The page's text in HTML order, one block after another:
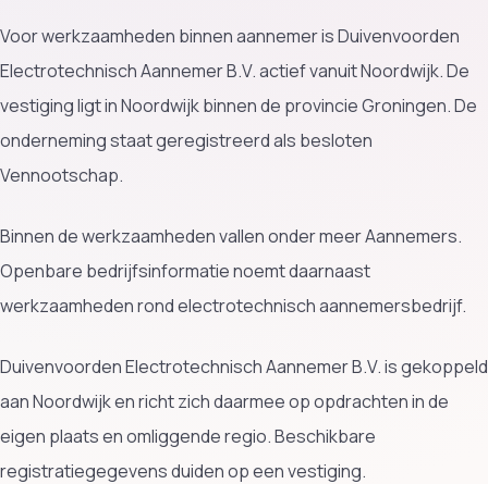
Voor werkzaamheden binnen aannemer is Duivenvoorden
Electrotechnisch Aannemer B.V. actief vanuit Noordwijk. De
vestiging ligt in Noordwijk binnen de provincie Groningen. De
onderneming staat geregistreerd als besloten
Vennootschap.
Binnen de werkzaamheden vallen onder meer Aannemers.
Openbare bedrijfsinformatie noemt daarnaast
werkzaamheden rond electrotechnisch aannemersbedrijf.
Duivenvoorden Electrotechnisch Aannemer B.V. is gekoppeld
aan Noordwijk en richt zich daarmee op opdrachten in de
eigen plaats en omliggende regio. Beschikbare
registratiegegevens duiden op een vestiging.